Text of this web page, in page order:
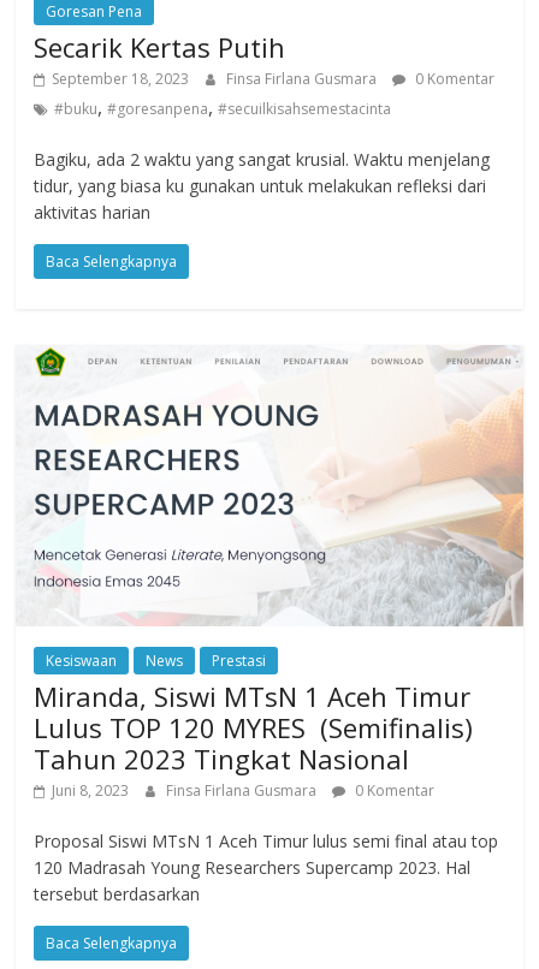
Goresan Pena
Secarik Kertas Putih
September 18, 2023 Finsa Firlana Gusmara
0 Komentar
#buku,#goresanpena,#secuilkisahsemestacinta
Bagiku, ada 2 waktu yang sangat krusial. Waktu menjelang
tidur, yang biasa ku gunakan untuk melakukan refleksi dari
aktivitas harian
Baca Selengkapnya
Kesiswaan News Prestasi
Miranda, Siswi MTsN 1 Aceh Timur
Lulus TOP 120 MYRES (Semifinalis)
Tahun 2023 Tingkat Nasional
Juni 8, 2023 Finsa Firlana Gusmara 0 Komentar
Proposal Siswi MTsN 1 Aceh Timur lulus semi final atau top
120 Madrasah Young Researchers Supercamp 2023. Hal
tersebut berdasarkan
Baca Selengkapnya